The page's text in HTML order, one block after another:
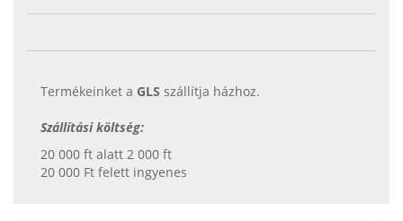
Termékeinket a GLS szállítja házhoz.
Szállítási költség:
20 000 ft alatt 2 000 ft
20 000 Ft felett ingyenes